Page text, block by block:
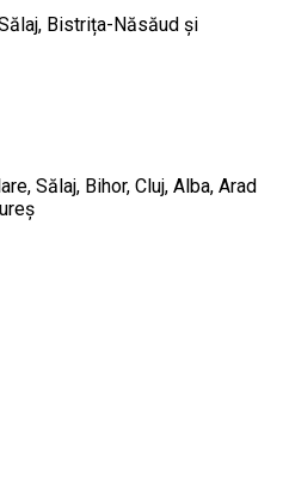
Bistrița-Năsăud și
Sălaj, Bihor, Cluj, Alba, Arad